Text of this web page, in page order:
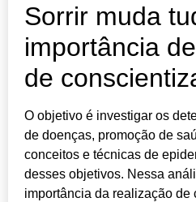
Sorrir muda
importância
de
O objetivo é investigar os
de doenças, promoção de
conceitos e técnicas de
desses objetivos. Nessa
importância da realização de